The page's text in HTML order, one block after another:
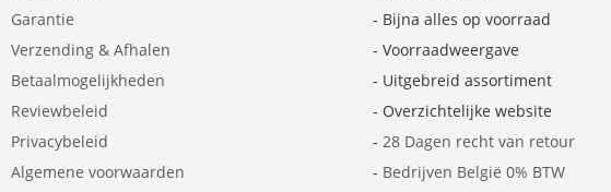
Garantie
Verzending & Afhalen
Betaalmogelijkheden
Reviewbeleid
Privacybeleid
Algemene voorwaarden
- Bijna alles op voorraad
- Voorraadweergave
- Uitgebreid assortiment
- Overzichtelijke website
- 28 Dagen recht van retour
- Bedrijven België 0% BTW